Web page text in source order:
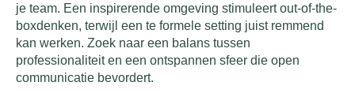
je team. Een inspirerende omgeving stimuleert out-of-the-
boxdenken, terwijl een te formele setting juist remmend
kan werken. Zoek naar een balans tussen
professionaliteit en een ontspannen sfeer die open
communicatie bevordert.